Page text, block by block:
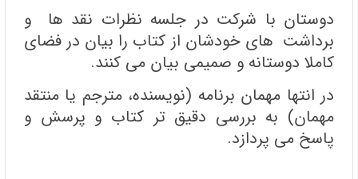
دوستان با شرکت در جلسه نظرات نقد ها و
برداشت های خودشان از کتاب را بیان در فضای
کاملا دوستانه و صمیمی بیان می کنند.
در انتها مهمان برنامه (نویسنده، مترجم یا منتقد
مهمان) به بررسی دقیق تر کتاب و پرسش و
پاسخ می پردازد.